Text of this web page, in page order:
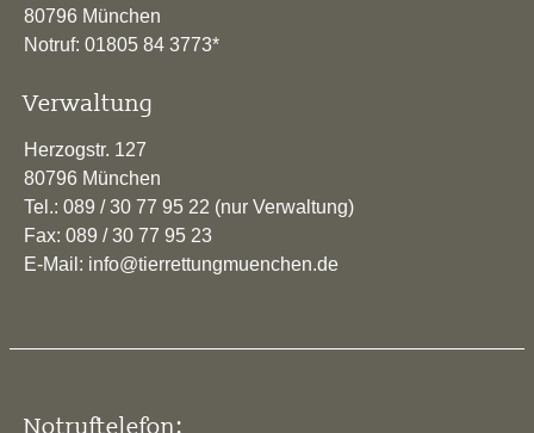
80796 München
Notruf: 01805 84 3773*
Verwaltung
Herzogstr. 127
80796 München
Tel.: 089 / 30 77 95 22 (nur Verwaltung)
Fax: 089 / 30 77 95 23
E-Mail: info@tierrettungmuenchen.de
Notruftelefon: